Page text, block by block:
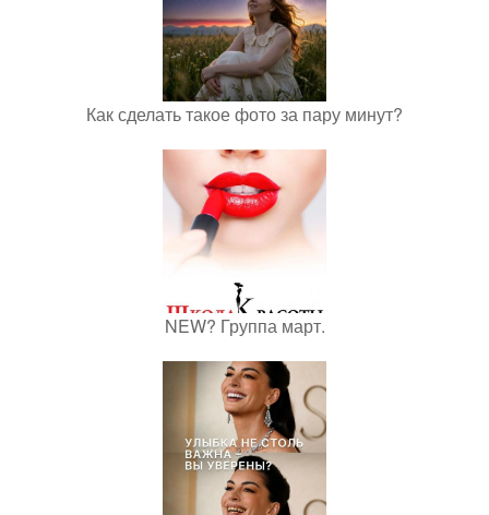
Как сделать такое фото за пару минут?
NEW? Группа март.